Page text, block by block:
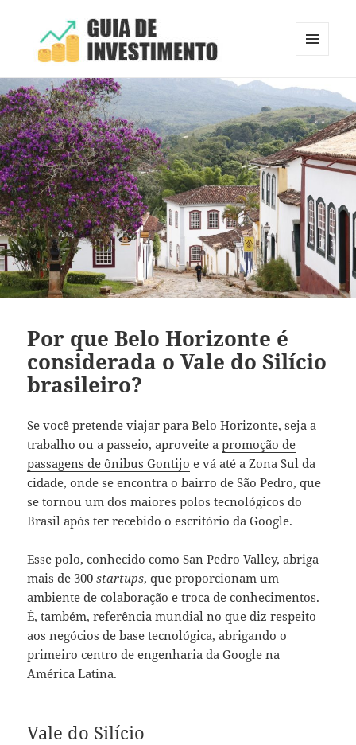
Guia de Investimento
WIDGETS
Por que Belo Horizonte é
considerada o Vale do Silício
brasileiro?
Se você pretende viajar para Belo Horizonte, seja a
trabalho ou a passeio, aproveite apromoção de
passagens de ônibus Gontijo e vá até a Zona Sul da
cidade, onde se encontra o bairro de São Pedro, que
se tornou um dos maiores polos tecnológicos do
Brasil após ter recebido o escritório da Google.
Esse polo, conhecido como San Pedro Valley, abriga
mais de 300startups, que proporcionam um
ambiente de colaboração e troca de conhecimentos.
É, também, referência mundial no que diz respeito
aos negócios de base tecnológica, abrigando o
primeiro centro de engenharia da Google na
América Latina.
Vale do Silício